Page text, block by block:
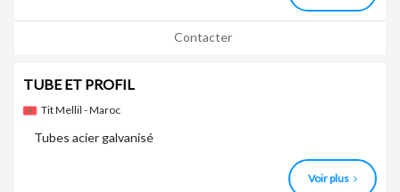
Contacter
TUBE ET PROFIL
Tit Mellil - Maroc
Tubes acier galvanisé
Voir plus